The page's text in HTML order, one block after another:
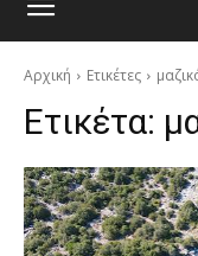
Αρχική Ετικέτες
Ετικέτα: